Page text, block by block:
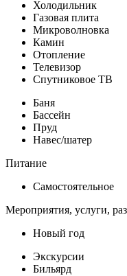
Холодильник
Газовая плита
Микроволновка
Камин
Отопление
Телевизор
Спутниковое ТВ
Баня
Бассейн
Пруд
Навес/шатер
Питание
Самостоятельное
Мероприятия, услуги,
Новый год
Экскурсии
Бильярд